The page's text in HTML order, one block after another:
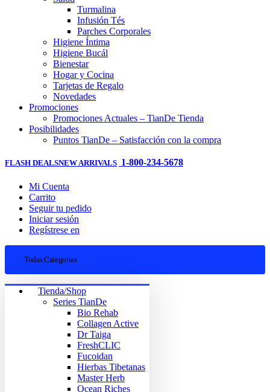
Turmalina
Infusión Tés
Parches Corporales
Higiene Íntima
Higiene Bucál
Bienestar
Hogar y Cocina
Tarjetas de Regalo
Novedades
Promociones
Promociones Actuales – TianDe Tienda
Posibilidades
Puntos TianDe – Satisfacción con la compra
FLASH DEALSNEW ARRIVALS 1-800-234-5678
Mi Cuenta
Carrito
Seguir tu pedido
Iniciar sesión
Regístrese en
Todas Categorias
Tienda/Shop
Series TianDe
Bio Rehab
Collagen Active
Dr Taiga
FreshCLIC
Fucoidan
Hierbas Tibetanas
Master Herb
Ocean Riches